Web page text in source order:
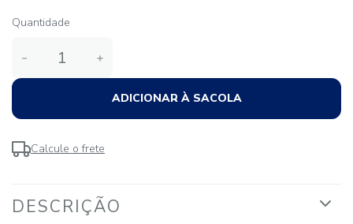
Quantidade
＋
－
ADICIONAR À SACOLA
Calcule o frete
DESCRIÇÃO